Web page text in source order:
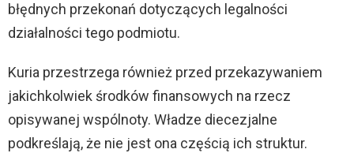
błędnych przekonań dotyczących legalności
działalności tego podmiotu.
Kuria przestrzega również przed przekazywaniem
jakichkolwiek środków finansowych na rzecz
opisywanej wspólnoty. Władze diecezjalne
podkreślają, że nie jest ona częścią ich struktur.